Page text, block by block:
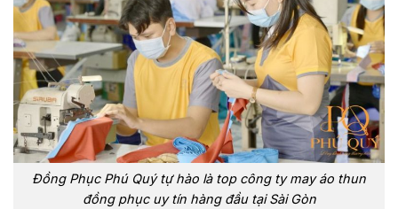
Đồng Phục Phú Quý tự hào là top công ty may áo thun
đồng phục uy tín hàng đầu tại Sài Gòn